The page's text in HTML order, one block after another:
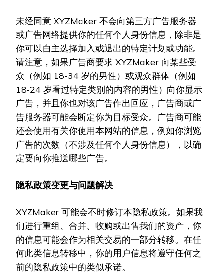
未经同意 XYZMaker 不会向第三方广告服务器
或广告网络提供你的任何个人身份信息，除非是
你可以自主选择加入或退出的特定计划或功能。
请注意，如果广告商要求 XYZMaker 向某些受
众（例如 18-34 岁的男性）或观众群体（例如
18-24 岁看过特定类别的内容的男性）向你显示
广告，并且你也对该广告作出回应，广告商或广
告服务器可能会断定你为目标受众。广告商可能
还会使用有关你使用本网站的信息，例如你浏览
广告的次数（不涉及任何个人身份信息），以确
定要向你推送哪些广告。
隐私政策变更与问题解决
XYZMaker 可能会不时修订本隐私政策。如果我
们进行重组、合并、收购或出售我们的资产，你
的信息可能会作为相关交易的一部分转移。在任
何此类信息转移中，你的用户信息将遵守任何之
前的隐私政策中的类似承诺。